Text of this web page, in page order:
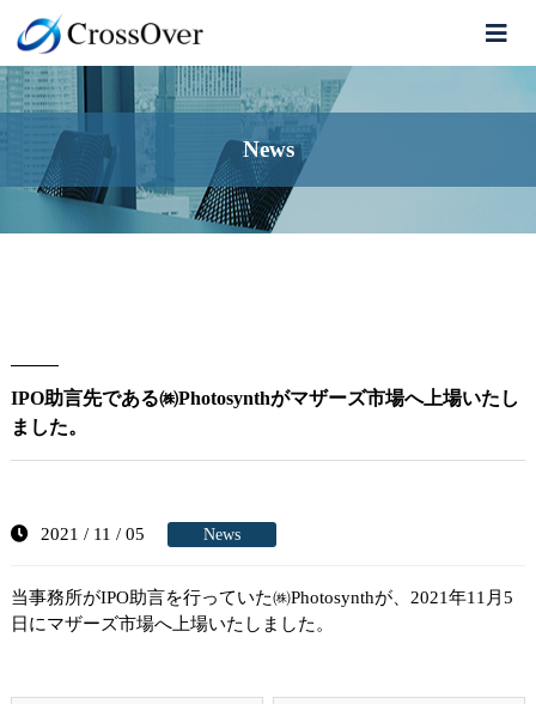
News
IPO助言先である㈱Photosynthがマザーズ市場へ上場いたし
ました。
2021 / 11 / 05 News
当事務所がIPO助言を行っていた㈱Photosynthが、2021年11月5
日にマザーズ市場へ上場いたしました。